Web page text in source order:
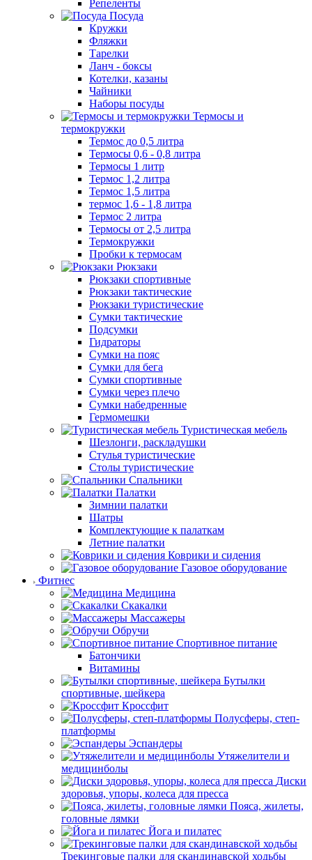
Репеленты
Посуда
Кружки
Фляжки
Тарелки
Ланч - боксы
Котелки, казаны
Чайники
Наборы посуды
Термосы и
термокружки
Термос до 0,5 литра
Термосы 0,6 - 0,8 литра
Термосы 1 литр
Термос 1,2 литра
Термос 1,5 литра
термос 1,6 - 1,8 литра
Термос 2 литра
Термосы от 2,5 литра
Термокружки
Пробки к термосам
Рюкзаки
Рюкзаки спортивные
Рюкзаки тактические
Рюкзаки туристические
Сумки тактические
Подсумки
Гидраторы
Сумки на пояс
Сумки для бега
Сумки спортивные
Сумки через плечо
Сумки набедренные
Гермомешки
Туристическая мебель
Шезлонги, раскладушки
Стулья туристические
Столы туристические
Спальники
Палатки
Зимнии палатки
Шатры
Комплектующие к палаткам
Летние палатки
Коврики и сидения
Газовое оборудование
Фитнес
Медицина
Скакалки
Массажеры
Обручи
Спортивное питание
Батончики
Витамины
Бутылки
спортивные, шейкера
Кроссфит
Полусферы, степ-
платформы
Эспандеры
Утяжелители и
медицинболы
Диски
здоровья, упоры, колеса для пресса
Пояса, жилеты,
головные лямки
Йога и пилатес
Трекинговые палки для скандинавской ходьбы